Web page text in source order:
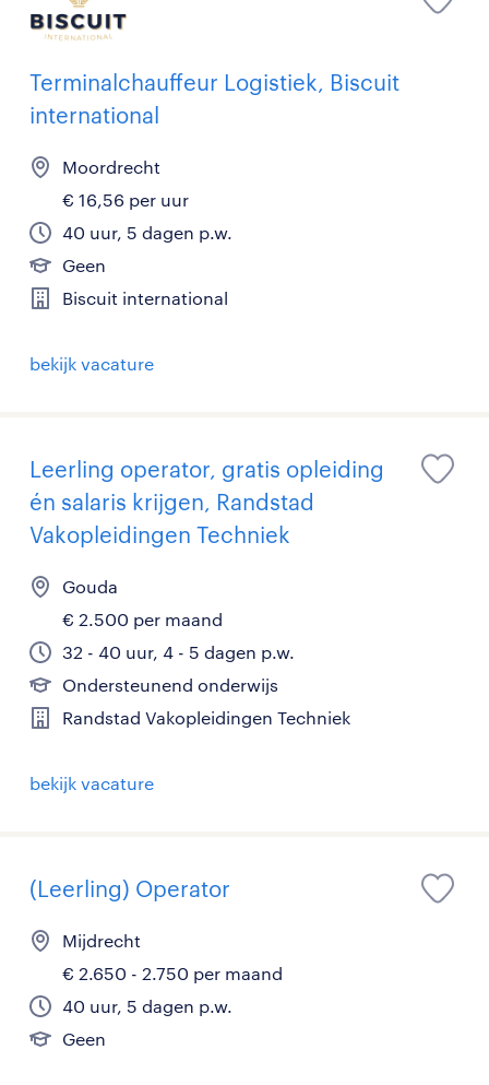
Terminalchauffeur Logistiek, Biscuit
international
Moordrecht
€ 16,56 per uur
40 uur, 5 dagen p.w.
Geen
Biscuit international
bekijk vacature
Leerling operator, gratis opleiding
én salaris krijgen, Randstad
Vakopleidingen Techniek
Gouda
€ 2.500 per maand
32 - 40 uur, 4 - 5 dagen p.w.
Ondersteunend onderwijs
Randstad Vakopleidingen Techniek
bekijk vacature
(Leerling) Operator
Mijdrecht
€ 2.650 - 2.750 per maand
40 uur, 5 dagen p.w.
Geen